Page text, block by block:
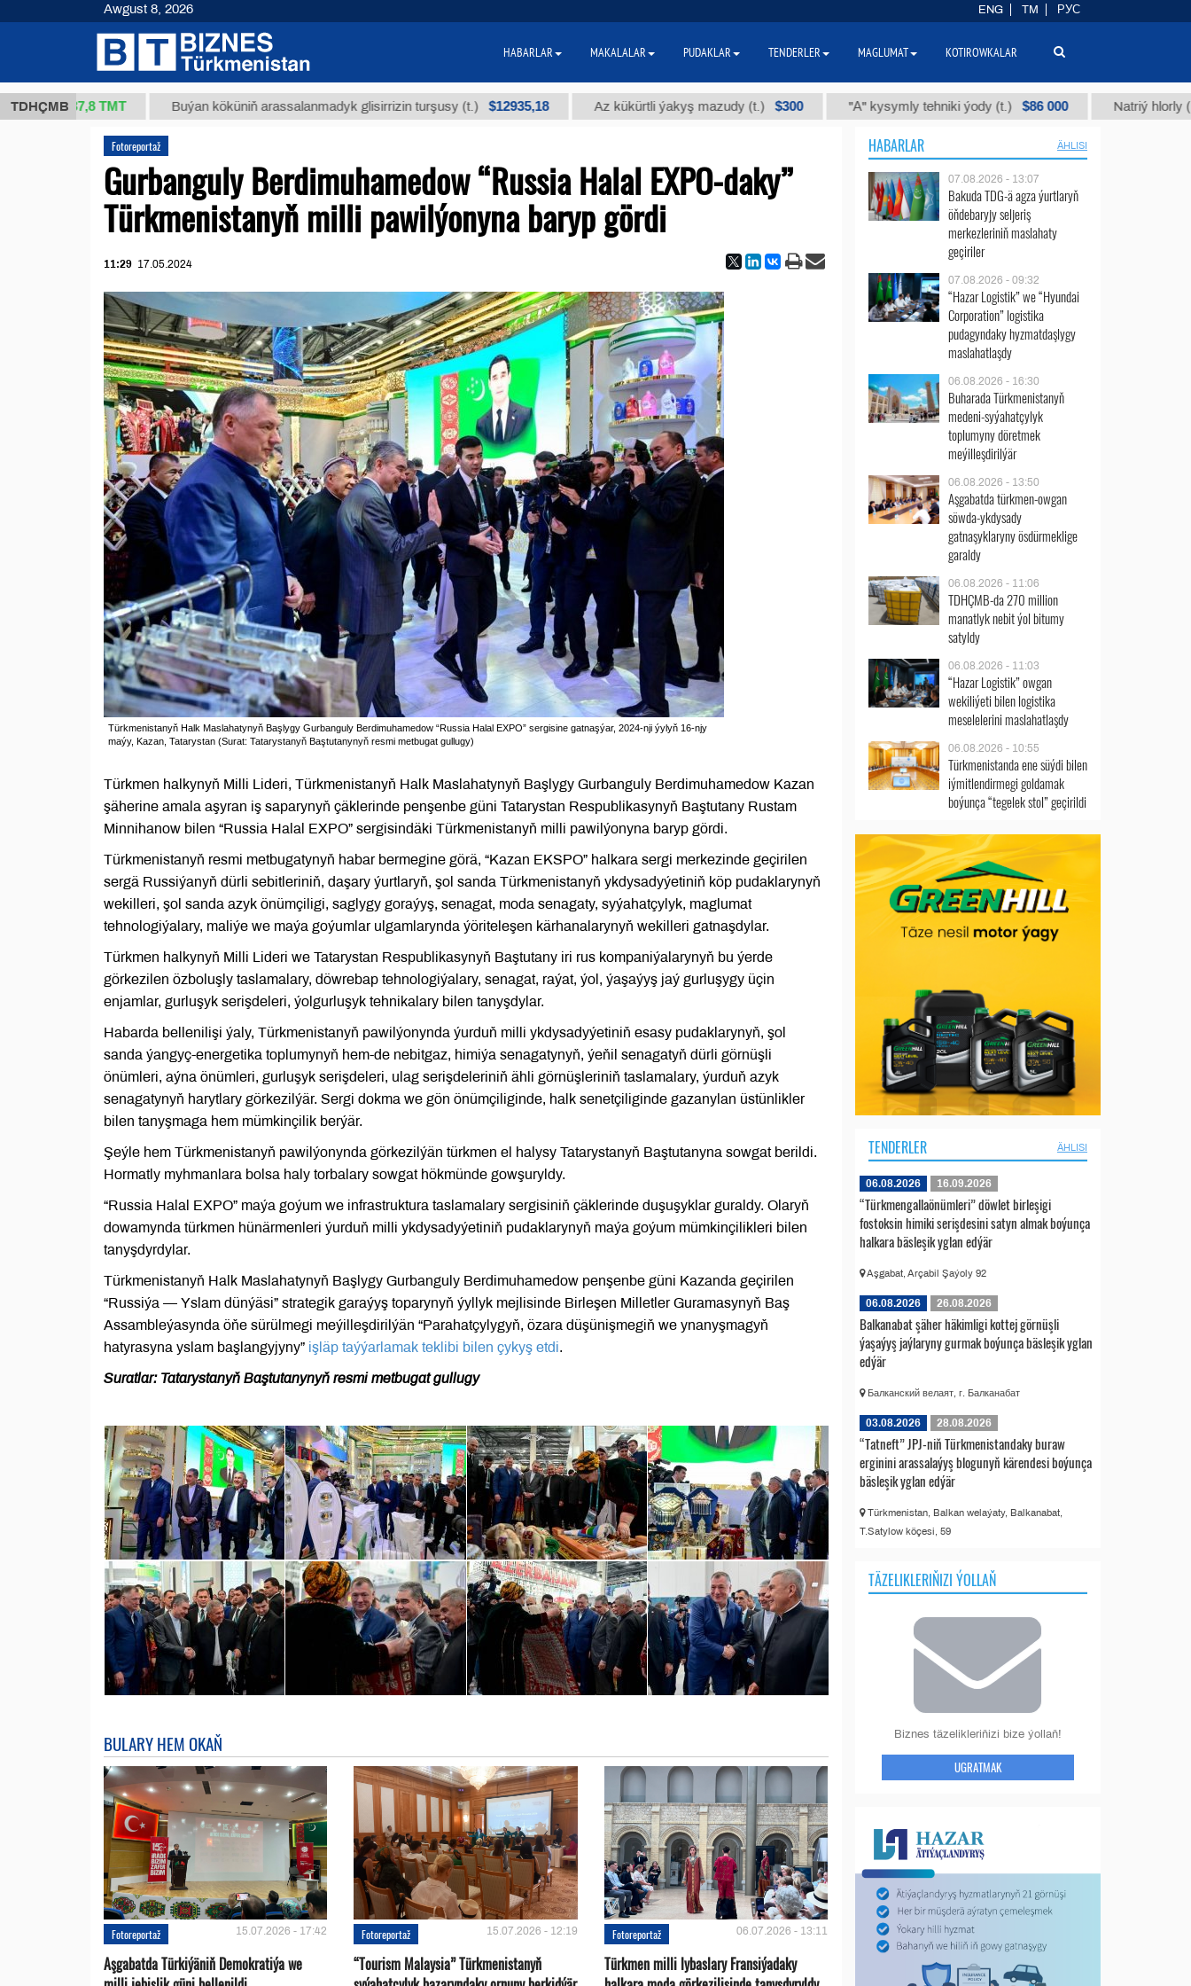
TDHÇMB
37,8 ТМТ Buýan köküniň arassalanmadyk glisirrizin turşusy (t.) $12935,18 Az kükürtli ýakyş mazudy (t.) $300 "А" kysymly tehniki ýody (t.) $86 000 Natriý hlorly (nahar
Fotoreportaž
Gurbanguly Berdimuhamedow “Russia Halal EXPO-daky”
Türkmenistanyň milli pawilýonyna baryp gördi
11:29 17.05.2024
Türkmenistanyň Halk Maslahatynyň Başlygy Gurbanguly Berdimuhamedow “Russia Halal EXPO” sergisine gatnaşýar, 2024-nji ýylyň 16-njy
maýy, Kazan, Tatarystan (Surat: Tatarystanyň Baştutanynyň resmi metbugat gullugy)
Türkmen halkynyň Milli Lideri, Türkmenistanyň Halk Maslahatynyň Başlygy Gurbanguly Berdimuhamedow Kazan
şäherine amala aşyran iş saparynyň çäklerinde penşenbe güni Tatarystan Respublikasynyň Baştutany Rustam
Minnihanow bilen “Russia Halal EXPO” sergisindäki Türkmenistanyň milli pawilýonyna baryp gördi.
Türkmenistanyň resmi metbugatynyň habar bermegine görä, “Kazan EKSPO” halkara sergi merkezinde geçirilen
sergä Russiýanyň dürli sebitleriniň, daşary ýurtlaryň, şol sanda Türkmenistanyň ykdysadyýetiniň köp pudaklarynyň
wekilleri, şol sanda azyk önümçiligi, saglygy goraýyş, senagat, moda senagaty, syýahatçylyk, maglumat
tehnologiýalary, maliýe we maýa goýumlar ulgamlarynda ýöriteleşen kärhanalarynyň wekilleri gatnaşdylar.
Türkmen halkynyň Milli Lideri we Tatarystan Respublikasynyň Baştutany iri rus kompaniýalarynyň bu ýerde
görkezilen özboluşly taslamalary, döwrebap tehnologiýalary, senagat, raýat, ýol, ýaşaýyş jaý gurluşygy üçin
enjamlar, gurluşyk serişdeleri, ýolgurluşyk tehnikalary bilen tanyşdylar.
Habarda bellenilişi ýaly, Türkmenistanyň pawilýonynda ýurduň milli ykdysadyýetiniň esasy pudaklarynyň, şol
sanda ýangyç-energetika toplumynyň hem-de nebitgaz, himiýa senagatynyň, ýeňil senagatyň dürli görnüşli
önümleri, aýna önümleri, gurluşyk serişdeleri, ulag serişdeleriniň ähli görnüşleriniň taslamalary, ýurduň azyk
senagatynyň harytlary görkezilýär. Sergi dokma we gön önümçiliginde, halk senetçiliginde gazanylan üstünlikler
bilen tanyşmaga hem mümkinçilik berýär.
Şeýle hem Türkmenistanyň pawilýonynda görkezilýän türkmen el halysy Tatarystanyň Baştutanyna sowgat berildi.
Hormatly myhmanlara bolsa haly torbalary sowgat hökmünde gowşuryldy.
“Russia Halal EXPO” maýa goýum we infrastruktura taslamalary sergisiniň çäklerinde duşuşyklar guraldy. Olaryň
dowamynda türkmen hünärmenleri ýurduň milli ykdysadyýetiniň pudaklarynyň maýa goýum mümkinçilikleri bilen
tanyşdyrdylar.
Türkmenistanyň Halk Maslahatynyň Başlygy Gurbanguly Berdimuhamedow penşenbe güni Kazanda geçirilen
“Russiýa — Yslam dünýäsi” strategik garaýyş toparynyň ýyllyk mejlisinde Birleşen Milletler Guramasynyň Baş
Assambleýasynda öňe sürülmegi meýilleşdirilýän “Parahatçylygyň, özara düşünişmegiň we ynanyşmagyň
hatyrasyna yslam başlangyjyny” işläp taýýarlamak teklibi bilen çykyş etdi.
Suratlar: Tatarystanyň Baştutanynyň resmi metbugat gullugy
BULARY HEM OKAŇ
Fotoreportaž 15.07.2026 - 17:42
Aşgabatda Türkiýäniň Demokratiýa we
Fotoreportaž 15.07.2026 - 12:19
“Tourism Malaysia” Türkmenistanyň
Fotoreportaž 06.07.2026 - 13:11
Türkmen milli lybaslary Fransiýadaky
HABARLAR ÄHLISI
07.08.2026 - 13:07
Bakuda TDG-ä agza ýurtlaryň
öňdebaryjy seljeriş
merkezleriniň maslahaty
geçiriler
07.08.2026 - 09:32
“Hazar Logistik” we “Hyundai
Corporation” logistika
pudagyndaky hyzmatdaşlygy
maslahatlaşdy
06.08.2026 - 16:30
Buharada Türkmenistanyň
medeni-syýahatçylyk
toplumyny döretmek
meýilleşdirilýär
06.08.2026 - 13:50
Aşgabatda türkmen-owgan
söwda-ykdysady
gatnaşyklaryny ösdürmeklige
garaldy
06.08.2026 - 11:06
TDHÇMB-da 270 million
manatlyk nebit ýol bitumy
satyldy
06.08.2026 - 11:03
“Hazar Logistik” owgan
wekiliýeti bilen logistika
meselelerini maslahatlaşdy
06.08.2026 - 10:55
Türkmenistanda ene süýdi bilen
iýmitlendirmegi goldamak
boýunça “tegelek stol” geçirildi
TENDERLER ÄHLISI
06.08.2026 16.09.2026
“Türkmengallaönümleri” döwlet birleşigi
fostoksin himiki serişdesini satyn almak boýunça
halkara bäsleşik yglan edýär
Aşgabat, Arçabil Şaýoly 92
06.08.2026 26.08.2026
Balkanabat şäher häkimligi kottej görnüşli
ýaşaýyş jaýlaryny gurmak boýunça bäsleşik yglan
edýär
Балканский велаят, г. Балканабат
03.08.2026 28.08.2026
“Tatneft” JPJ-niň Türkmenistandaky buraw
erginini arassalaýyş blogunyň kärendesi boýunça
bäsleşik yglan edýär
Türkmenistan, Balkan welaýaty, Balkanabat,
T.Satylow köçesi, 59
TÄZELIKLERIŇIZI ÝOLLAŇ
Biznes täzelikleriňizi bize ýollaň!
UGRATMAK
Awgust 8, 2026 ENG TM РУС
HABARLAR MAKALALAR PUDAKLAR TENDERLER MAGLUMAT KOTIROWKALAR